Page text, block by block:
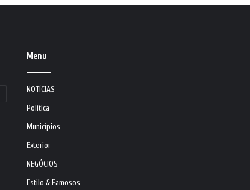
Menu
NOTÍCIAS
Política
Municípios
Exterior
NEGÓCIOS
Estilo & Famosos